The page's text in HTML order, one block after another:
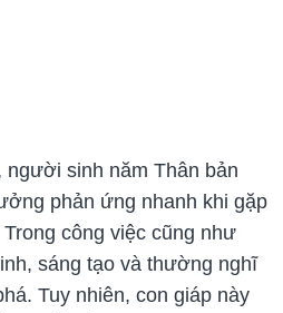
người sinh năm Thân bản
phản ứng nhanh khi gặp
công việc cũng như
sáng tạo và thường nghĩ
Tuy nhiên, con giáp này